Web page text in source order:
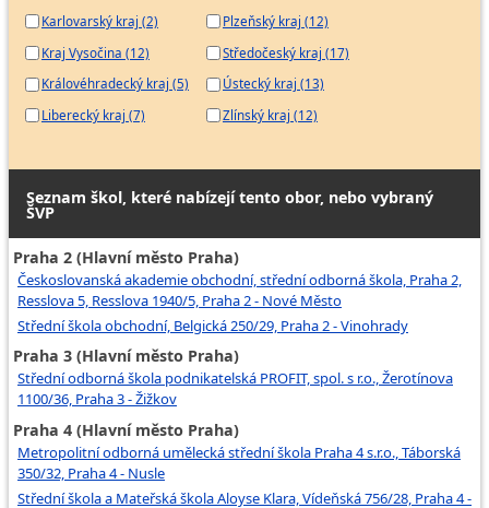
Karlovarský kraj (2)
Kraj Vysočina (12)
Královéhradecký kraj (5)
Liberecký kraj (7)
Plzeňský kraj (12)
Středočeský kraj (17)
Ústecký kraj (13)
Zlínský kraj (12)
Seznam škol, které nabízejí tento obor, nebo vybraný
ŠVP
Praha 2 (Hlavní město Praha)
Českoslovanská akademie obchodní, střední odborná škola, Praha 2,
Resslova 5, Resslova 1940/5, Praha 2 - Nové Město
Střední škola obchodní, Belgická 250/29, Praha 2 - Vinohrady
Praha 3 (Hlavní město Praha)
Střední odborná škola podnikatelská PROFIT, spol. s r.o., Žerotínova
1100/36, Praha 3 - Žižkov
Praha 4 (Hlavní město Praha)
Metropolitní odborná umělecká střední škola Praha 4 s.r.o., Táborská
350/32, Praha 4 - Nusle
Střední škola a Mateřská škola Aloyse Klara, Vídeňská 756/28, Praha 4 -